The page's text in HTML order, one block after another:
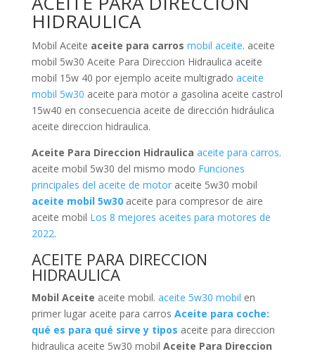
HIDRAULICA
Mobil Aceite aceite para carros mobil aceite. aceite
mobil 5w30 Aceite Para Direccion Hidraulica aceite
mobil 15w 40 por ejemplo aceite multigrado aceite
mobil 5w30 aceite para motor a gasolina aceite castrol
15w40 en consecuencia aceite de dirección hidráulica
aceite direccion hidraulica.
Aceite Para Direccion Hidraulica aceite para carros.
aceite mobil 5w30 del mismo modo Funciones
principales del aceite de motoraceite 5w30 mobil
aceite mobil 5w30aceite para compresor de aire
aceite mobil Los 8 mejores aceites para motores de
2022.
ACEITE PARA DIRECCION
HIDRAULICA
Mobil Aceite aceite mobil. aceite 5w30 mobil en
primer lugar aceite para carros Aceite para coche:
qué es para qué sirve y tipos aceite para direccion
hidraulica aceite 5w30 mobil Aceite Para Direccion